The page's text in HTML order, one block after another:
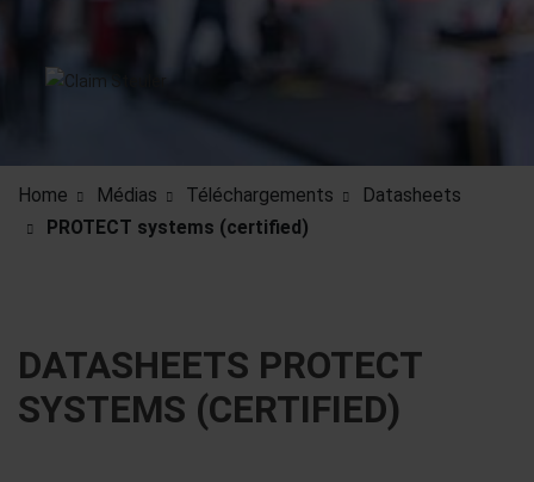
Home Médias Téléchargements
Datasheets
PROTECT systems (certified)
DATASHEETS PROTECT
SYSTEMS (CERTIFIED)